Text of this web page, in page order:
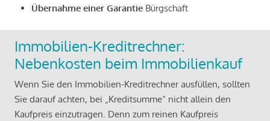
Übernahme einer Garantie Bürgschaft
Immobilien-Kreditrechner:
Nebenkosten beim Immobilienkauf
Wenn Sie den Immobilien-Kreditrechner ausfüllen, sollten
Sie darauf achten, bei „Kreditsumme“ nicht allein den
Kaufpreis einzutragen. Denn zum reinen Kaufpreis